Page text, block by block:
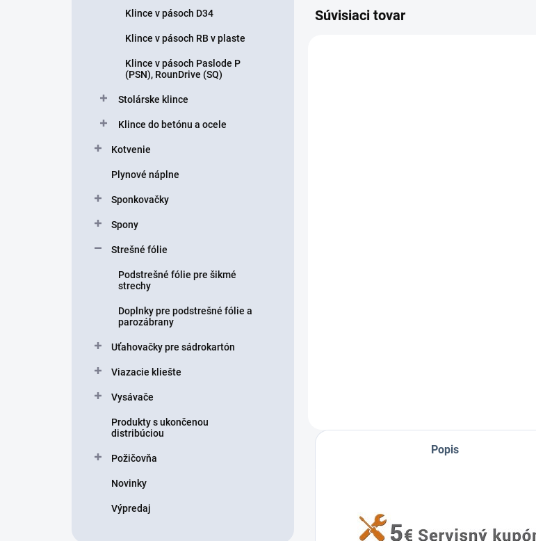
Klince v pásoch D34
Klince v pásoch RB v plaste
Klince v pásoch Paslode P
(PSN), RounDrive (SQ)
Stolárske klince
Klince do betónu a ocele
Kotvenie
Plynové náplne
Sponkovačky
Spony
Strešné fólie
Podstrešné fólie pre šikmé
strechy
Doplnky pre podstrešné fólie a
parozábrany
Uťahovačky pre sádrokartón
Viazacie kliešte
Vysávače
Produkty s ukončenou
distribúciou
Požičovňa
Novinky
Výpredaj
Súvisiaci tovar
balenia klincov NFP
Popis